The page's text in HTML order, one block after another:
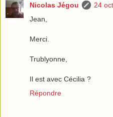
Nicolas Jégou
24
Jean,
Merci.
Trublyonne,
Il est avec Cécilia ?
Répondre